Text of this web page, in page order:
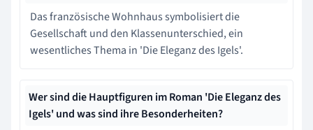
Das französische Wohnhaus symbolisiert die
Gesellschaft und den Klassenunterschied, ein
wesentliches Thema in 'Die Eleganz des Igels'.
Wer sind die Hauptfiguren im Roman 'Die Eleganz des
Igels' und was sind ihre Besonderheiten?